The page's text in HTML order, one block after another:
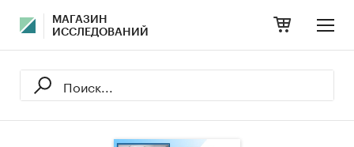
МАГАЗИН
ИССЛЕДОВАНИЙ